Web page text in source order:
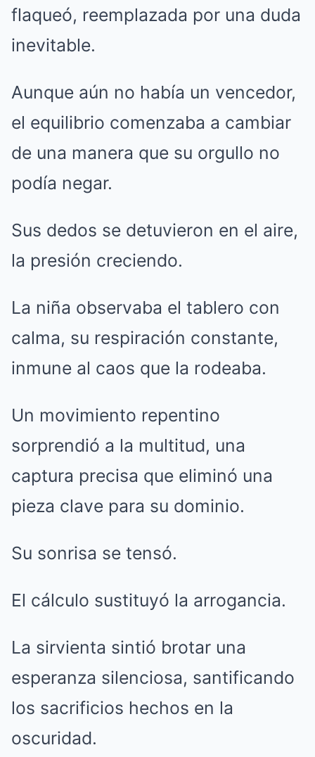
flaqueó, reemplazada por una duda
inevitable.
Aunque aún no había un vencedor,
el equilibrio comenzaba a cambiar
de una manera que su orgullo no
podía negar.
Sus dedos se detuvieron en el aire,
la presión creciendo.
La niña observaba el tablero con
calma, su respiración constante,
inmune al caos que la rodeaba.
Un movimiento repentino
sorprendió a la multitud, una
captura precisa que eliminó una
pieza clave para su dominio.
Su sonrisa se tensó.
El cálculo sustituyó la arrogancia.
La sirvienta sintió brotar una
esperanza silenciosa, santificando
los sacrificios hechos en la
oscuridad.